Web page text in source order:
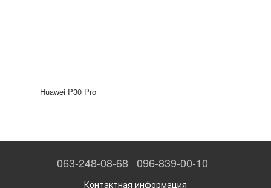
Huawei P30 Pro
063-248-08-68 096-839-00-10
Контактная информация